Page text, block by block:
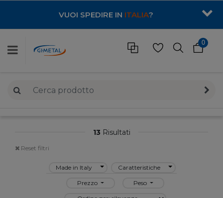
VUOI SPEDIRE IN ITALIA?
0
13 Risultati
Reset filtri
Made in Italy Caratteristiche
Prezzo Peso